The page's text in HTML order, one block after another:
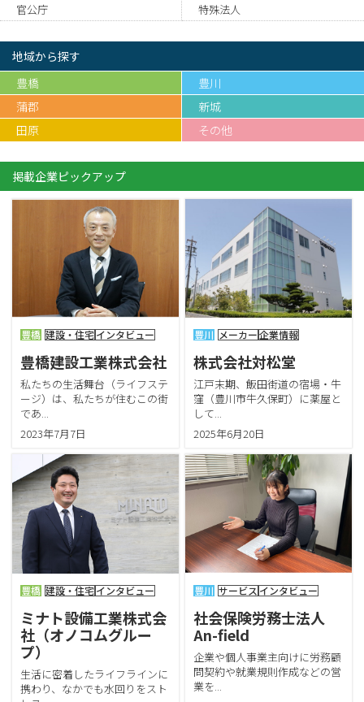
官公庁
特殊法人
地域から探す
豊橋
豊川
蒲郡
新城
田原
その他
掲載企業ピックアップ
豊橋 建設・住宅インタビュー
豊橋建設工業株式会社
私たちの生活舞台（ライフステ
ージ）は、私たちが住むこの街
であ...
2023年7月7日
豊川 メーカー企業情報
株式会社対松堂
江戸末期、飯田街道の宿場・牛
窪（豊川市牛久保町）に薬屋と
して...
2025年6月20日
豊橋 建設・住宅インタビュー
ミナト設備工業株式会
社（オノコムグルー
プ）
生活に密着したライフラインに
携わり、なかでも水回りをスト
豊川 サービスインタビュー
社会保険労務士法人
An-field
企業や個人事業主向けに労務顧
問契約や就業規則作成などの営
業を...